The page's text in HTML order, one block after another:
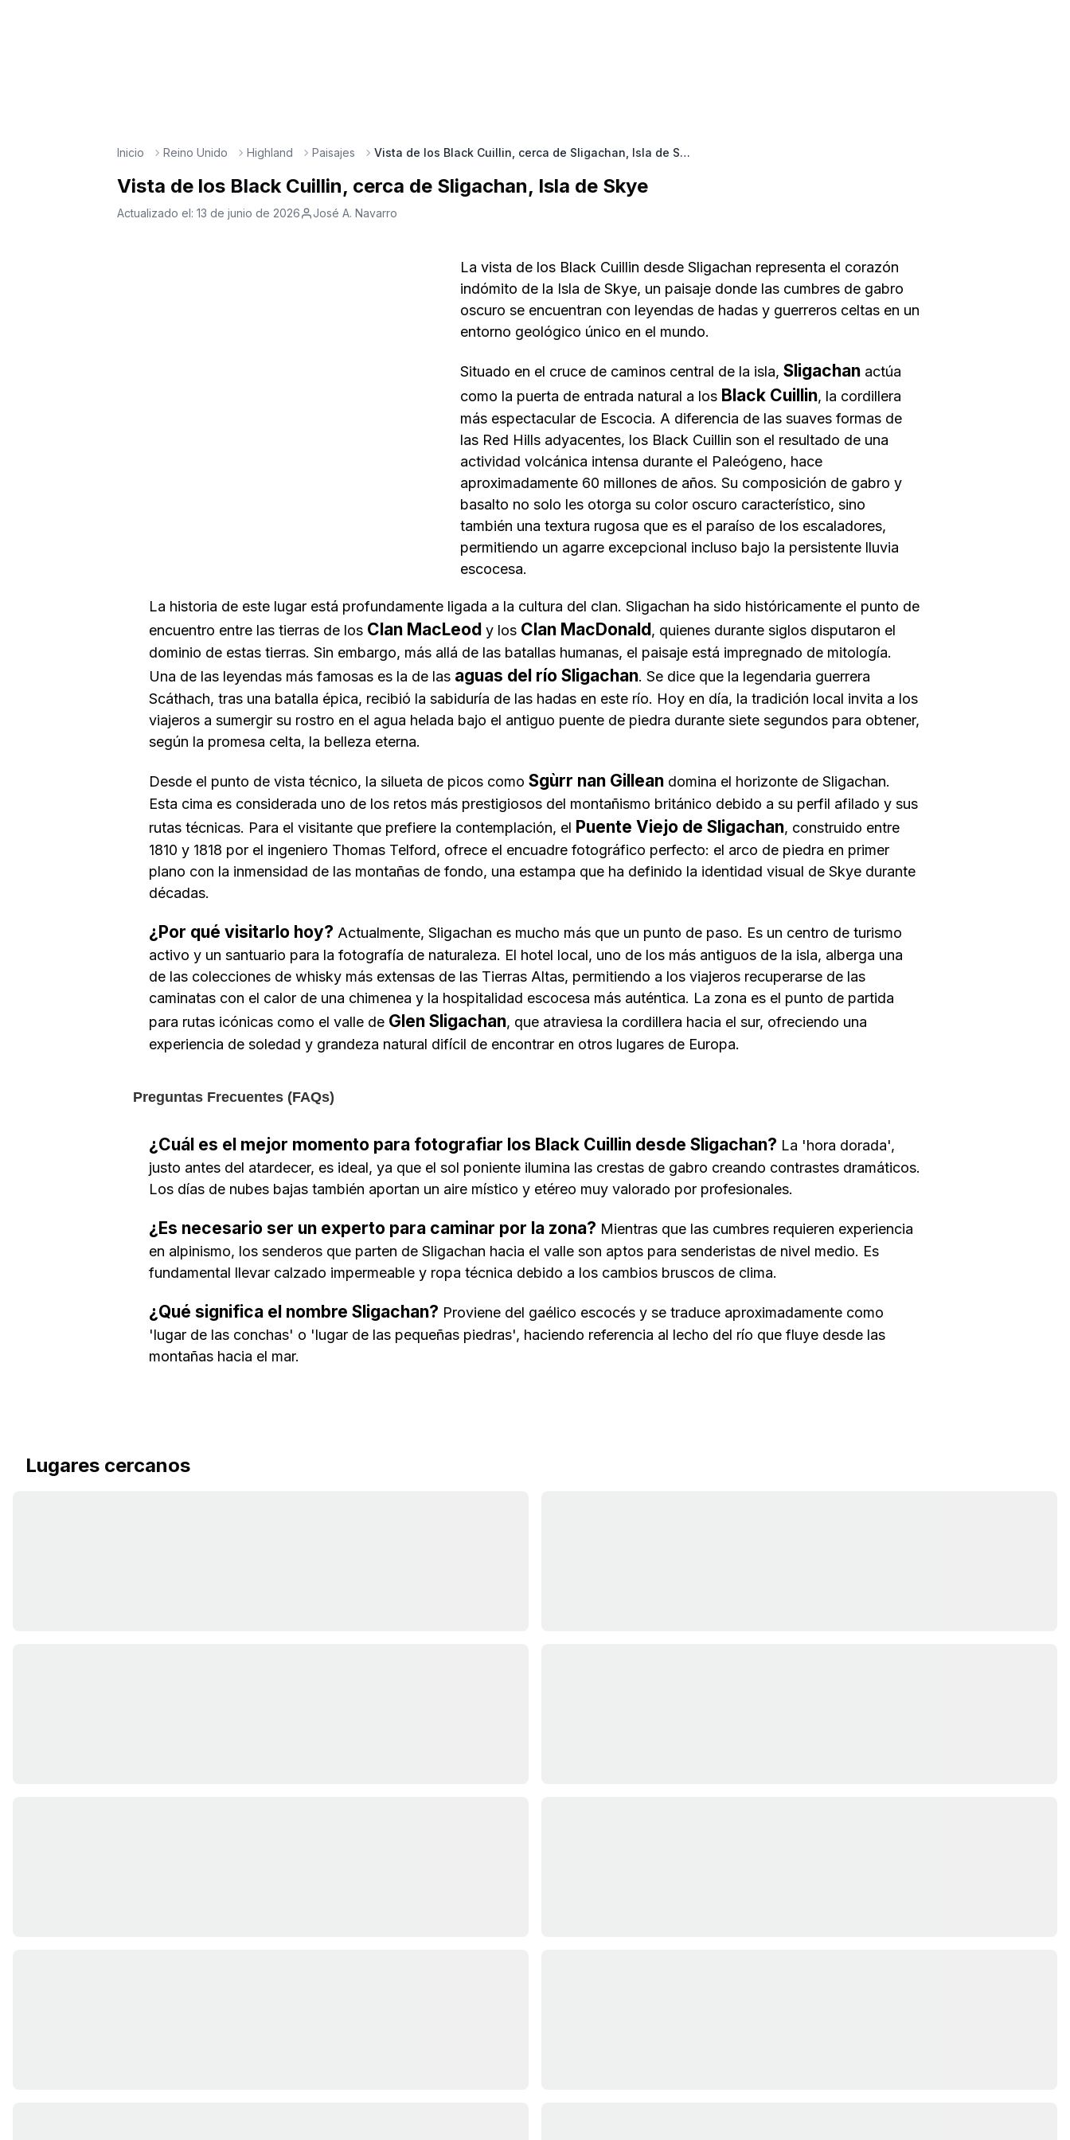
Inicio Reino Unido Highland Paisajes Vista de los Black Cuillin, cerca de Sligachan, Isla de Skye
Vista de los Black Cuillin, cerca de Sligachan, Isla de Skye
Actualizado el:13 de junio de 2026 José A. Navarro
La vista de los Black Cuillin desde Sligachan representa el corazón
indómito de la Isla de Skye, un paisaje donde las cumbres de gabro
oscuro se encuentran con leyendas de hadas y guerreros celtas en un
entorno geológico único en el mundo.
Situado en el cruce de caminos central de la isla,Sligachan actúa
como la puerta de entrada natural a los Black Cuillin, la cordillera
más espectacular de Escocia. A diferencia de las suaves formas de
las Red Hills adyacentes, los Black Cuillin son el resultado de una
actividad volcánica intensa durante el Paleógeno, hace
aproximadamente 60 millones de años. Su composición de gabro y
basalto no solo les otorga su color oscuro característico, sino
también una textura rugosa que es el paraíso de los escaladores,
permitiendo un agarre excepcional incluso bajo la persistente lluvia
escocesa.
La historia de este lugar está profundamente ligada a la cultura del clan. Sligachan ha sido históricamente el punto de
encuentro entre las tierras de los Clan MacLeod y los Clan MacDonald, quienes durante siglos disputaron el
dominio de estas tierras. Sin embargo, más allá de las batallas humanas, el paisaje está impregnado de mitología.
Una de las leyendas más famosas es la de las aguas del río Sligachan. Se dice que la legendaria guerrera
Scáthach, tras una batalla épica, recibió la sabiduría de las hadas en este río. Hoy en día, la tradición local invita a los
viajeros a sumergir su rostro en el agua helada bajo el antiguo puente de piedra durante siete segundos para obtener,
según la promesa celta, la belleza eterna.
Desde el punto de vista técnico, la silueta de picos comoSgùrr nan Gillean domina el horizonte de Sligachan.
Esta cima es considerada uno de los retos más prestigiosos del montañismo británico debido a su perfil afilado y sus
rutas técnicas. Para el visitante que prefiere la contemplación, el Puente Viejo de Sligachan, construido entre
1810 y 1818 por el ingeniero Thomas Telford, ofrece el encuadre fotográfico perfecto: el arco de piedra en primer
plano con la inmensidad de las montañas de fondo, una estampa que ha definido la identidad visual de Skye durante
décadas.
¿Por qué visitarlo hoy? Actualmente, Sligachan es mucho más que un punto de paso. Es un centro de turismo
activo y un santuario para la fotografía de naturaleza. El hotel local, uno de los más antiguos de la isla, alberga una
de las colecciones de whisky más extensas de las Tierras Altas, permitiendo a los viajeros recuperarse de las
caminatas con el calor de una chimenea y la hospitalidad escocesa más auténtica. La zona es el punto de partida
para rutas icónicas como el valle de Glen Sligachan, que atraviesa la cordillera hacia el sur, ofreciendo una
experiencia de soledad y grandeza natural difícil de encontrar en otros lugares de Europa.
Preguntas Frecuentes (FAQs)
¿Cuál es el mejor momento para fotografiar los Black Cuillin desde Sligachan? La 'hora dorada',
justo antes del atardecer, es ideal, ya que el sol poniente ilumina las crestas de gabro creando contrastes dramáticos.
Los días de nubes bajas también aportan un aire místico y etéreo muy valorado por profesionales.
¿Es necesario ser un experto para caminar por la zona? Mientras que las cumbres requieren experiencia
en alpinismo, los senderos que parten de Sligachan hacia el valle son aptos para senderistas de nivel medio. Es
fundamental llevar calzado impermeable y ropa técnica debido a los cambios bruscos de clima.
¿Qué significa el nombre Sligachan? Proviene del gaélico escocés y se traduce aproximadamente como
'lugar de las conchas' o 'lugar de las pequeñas piedras', haciendo referencia al lecho del río que fluye desde las
montañas hacia el mar.
Lugares cercanos